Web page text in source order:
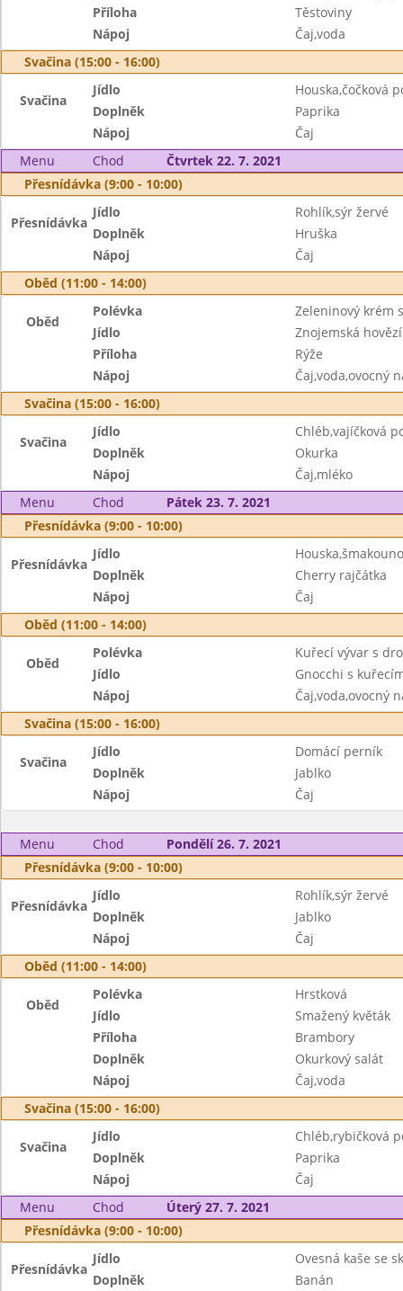
Příloha
Těstoviny
Nápoj
Čaj,voda
Svačina (15:00 - 16:00)
Svačina
Jídlo
Houska,čočková
Doplněk
Paprika
Nápoj
Čaj
Menu
Chod
Čtvrtek 22. 7. 2021
Přesnídávka (9:00 - 10:00)
Přesnídávka
Jídlo
Rohlík,sýr žervé
Doplněk
Hruška
Nápoj
Čaj
Oběd (11:00 - 14:00)
Oběd
Polévka
Zeleninový krém
Jídlo
Znojemská
Příloha
Rýže
Nápoj
Čaj,voda,ovocný
Svačina (15:00 - 16:00)
Svačina
Jídlo
Chléb,vajíčková
Doplněk
Okurka
Nápoj
Čaj,mléko
Menu
Chod
Pátek 23. 7. 2021
Přesnídávka (9:00 - 10:00)
Přesnídávka
Jídlo
Doplněk
Cherry rajčátka
Nápoj
Čaj
Oběd (11:00 - 14:00)
Oběd
Polévka
Kuřecí vývar s
Jídlo
Gnocchi s
Nápoj
Čaj,voda,ovocný
Svačina (15:00 - 16:00)
Svačina
Jídlo
Domácí perník
Doplněk
Jablko
Nápoj
Čaj
Menu Chod
Pondělí 26. 7. 2021
Přesnídávka (9:00 - 10:00)
Přesnídávka
Jídlo
Rohlík,sýr žervé
Doplněk
Jablko
Nápoj
Čaj
Oběd (11:00 - 14:00)
Oběd
Polévka
Hrstková
Jídlo
Smažený květák
Příloha
Brambory
Doplněk
Okurkový salát
Nápoj
Čaj,voda
Svačina (15:00 - 16:00)
Svačina
Jídlo
Chléb,rybičková
Doplněk
Paprika
Nápoj
Čaj
Menu
Chod
Úterý 27. 7. 2021
Přesnídávka (9:00 - 10:00)
Přesnídávka
Jídlo
Ovesná kaše se
Doplněk
Banán